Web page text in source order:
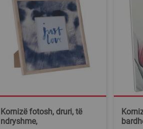
Kornizë fotosh, druri, të
ndryshme,